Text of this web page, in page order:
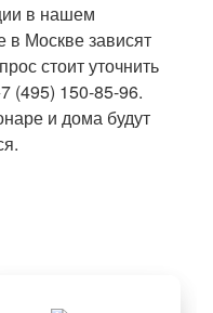
в нашем
в Москве зависят
стоит уточнить
(495) 150-85-96.
и дома будут